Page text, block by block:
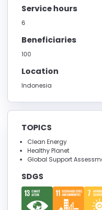
Service hours
6
Beneficiaries
100
Location
Indonesia
TOPICS
Clean Energy
Healthy Planet
Global Support
SDGS